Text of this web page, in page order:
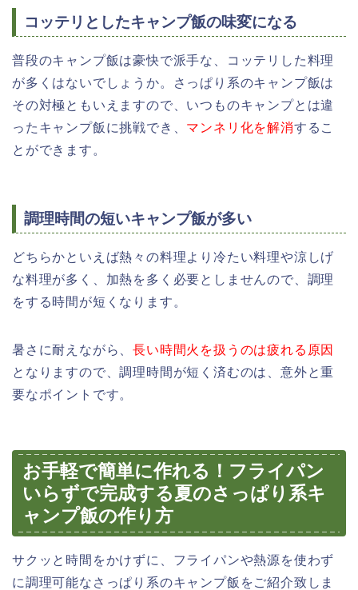
コッテリとしたキャンプ飯の味変になる
普段のキャンプ飯は豪快で派手な、コッテリした料理
が多くはないでしょうか。さっぱり系のキャンプ飯は
その対極ともいえますので、いつものキャンプとは違
ったキャンプ飯に挑戦でき、 マンネリ化を解消するこ
とができます。
調理時間の短いキャンプ飯が多い
どちらかといえば熱々の料理より冷たい料理や涼しげ
な料理が多く、加熱を多く必要としませんので、調理
をする時間が短くなります。
暑さに耐えながら、長い時間火を扱うのは疲れる原因
となりますので、調理時間が短く済むのは、意外と重
要なポイントです。
お手軽で簡単に作れる！フライパン
いらずで完成する夏のさっぱり系キ
ャンプ飯の作り方
サクッと時間をかけずに、フライパンや熱源を使わず
に調理可能なさっぱり系のキャンプ飯をご紹介致しま